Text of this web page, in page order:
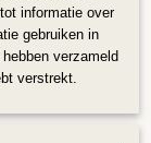
informatie over
gebruiken in
verzameld
verstrekt.